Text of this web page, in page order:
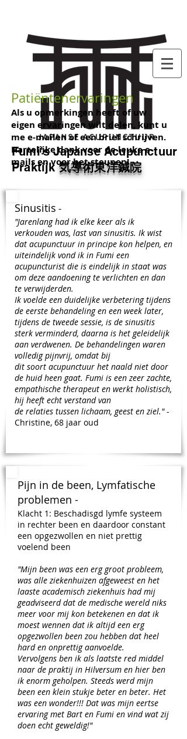
Fumi's Japanse Acupunctuur
Praktijk気導術東洋鍼院
Patiëntenervaringen
Als u opmerkingen heeft of uw
eigen ervaringen wilt delen, kunt u
me e-mailen of een brief schrijven.
Hartelijke dank voor de leuke e-
mails en voor het steunen!
​Sinusitis ​ -
"Jarenlang had ik elke keer als ik
verkouden was, last van sinusitis. Ik wist
dat acupunctuur in principe kon helpen, en
uiteindelijk vond ik in Fumi een
acupuncturist die is eindelijk in staat was
om deze aandoening te verlichten en dan
te verwijderden.
Ik voelde een duidelijke verbetering tijdens
de eerste behandeling en een week later,
tijdens de tweede sessie, is de sinusitis
sterk verminderd, daarna is het geleidelijk
aan verdwenen. De behandelingen waren
volledig pijnvrij, omdat bij
dit soort acupunctuur het naald niet door
de huid heen gaat. Fumi is een zeer zachte,
empathische therapeut en werkt holistisch,
hij heeft echt verstand van
de relaties tussen lichaam, geest en ziel."-
Christine, 68 jaar oud
Pijn in de been, Lymfatische
problemen -
Klacht 1: Beschadisgd lymfe systeem
in rechter been en daardoor constant
een opgezwollen en niet prettig
voelend been
"Mijn been was een erg groot probleem,
was alle ziekenhuizen afgeweest en het
laaste academisch ziekenhuis had mij
geadviseerd dat de medische wereld niks
meer voor mij kon betekenen en dat ik
moest wennen dat ik altijd een erg
opgezwollen been zou hebben dat heel
hard en onprettig aanvoelde.
Vervolgens ben ik als laatste red middel
naar de praktij in Hilversum en hier ben
ik enorm geholpen. Steeds werd mijn
been een klein stukje beter en beter. Het
was een wonder!!! Dat was mijn eertse
ervaring met Bart en Fumi en vind wat zij
doen echt geweldig!"